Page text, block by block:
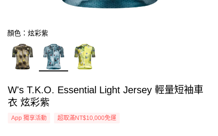
顏色：炫彩紫
W's T.K.O. Essential Light Jersey 輕量短袖車
衣 炫彩紫
App 獨享活動 超取滿NT$10,000免運